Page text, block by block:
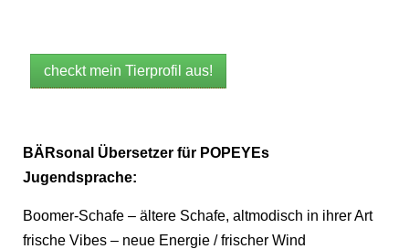
checkt mein Tierprofil aus!
BÄRsonal Übersetzer für POPEYEs
Jugendsprache:
Boomer-Schafe – ältere Schafe, altmodisch in ihrer Art
frische Vibes – neue Energie / frischer Wind